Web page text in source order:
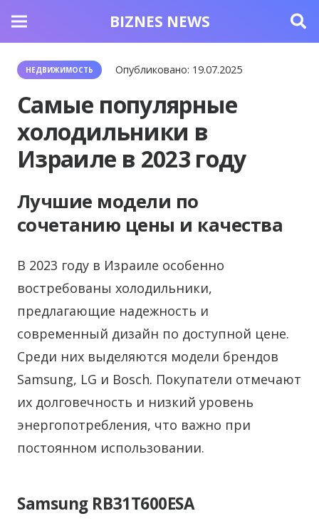
BIZNES NEWS
НЕДВИЖИМОСТЬ Опубликовано: 19.07.2025
Самые популярные
холодильники в
Израиле в 2023 году
Лучшие модели по
сочетанию цены и качества
В 2023 году в Израиле особенно
востребованы холодильники,
предлагающие надежность и
современный дизайн по доступной цене.
Среди них выделяются модели брендов
Samsung, LG и Bosch. Покупатели отмечают
их долговечность и низкий уровень
энергопотребления, что важно при
постоянном использовании.
Samsung RB31T600ESA